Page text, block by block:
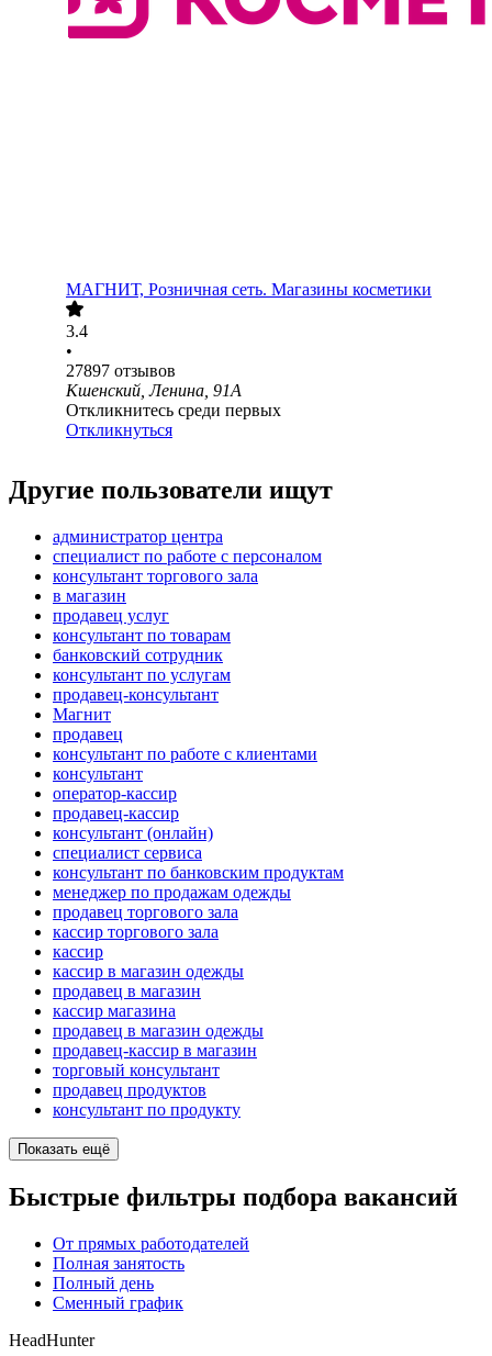
МАГНИТ, Розничная сеть. Магазины косметики
3.4
•
27897 отзывов
Кшенский, Ленина, 91А
Откликнитесь среди первых
Откликнуться
Другие пользователи ищут
администратор центра
специалист по работе с персоналом
консультант торгового зала
в магазин
продавец услуг
консультант по товарам
банковский сотрудник
консультант по услугам
продавец-консультант
Магнит
продавец
консультант по работе с клиентами
консультант
оператор-кассир
продавец-кассир
консультант (онлайн)
специалист сервиса
консультант по банковским продуктам
менеджер по продажам одежды
продавец торгового зала
кассир торгового зала
кассир
кассир в магазин одежды
продавец в магазин
кассир магазина
продавец в магазин одежды
продавец-кассир в магазин
торговый консультант
продавец продуктов
консультант по продукту
Показать ещё
Быстрые фильтры подбора вакансий
От прямых работодателей
Полная занятость
Полный день
Сменный график
HeadHunter